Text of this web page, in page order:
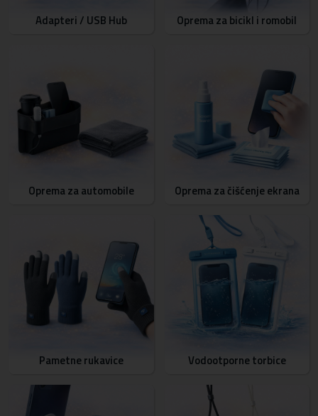
Adapteri / USB Hub Oprema za bicikl i romobil
Oprema za automobile Oprema za čišćenje ekrana
Pametne rukavice Vodootporne torbice